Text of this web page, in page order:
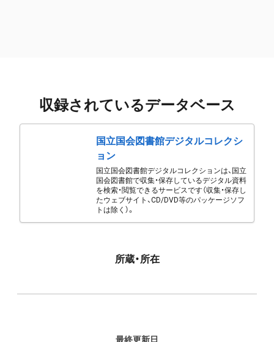
収録されているデータベース
国立国会図書館デジタルコレクシ
ョン
国立国会図書館デジタルコレクションは、国立
国会図書館で収集・保存しているデジタル資料
を検索・閲覧できるサービスです（収集・保存し
たウェブサイト、CD/DVD等のパッケージソフ
トは除く）。
所蔵・所在
最終更新日